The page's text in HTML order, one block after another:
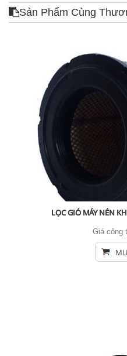
Sản Phẩm Cùng
LỌC GIÓ MÁY NÉN
Giá công